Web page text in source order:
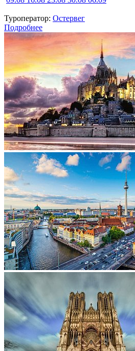
Туроператор: Остервег
Подробнее